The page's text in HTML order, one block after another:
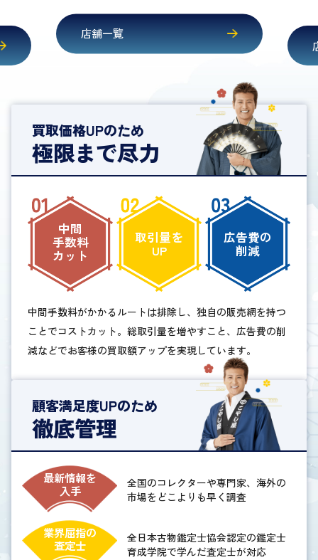
店舗一覧
買取価格UPのため
極限まで尽力
中間
手数料
カット
取引量を
UP
広告費の
削減
中間手数料がかかるルートは排除し、独自の販売網を持つ
ことでコストカット。総取引量を増やすこと、広告費の削
減などでお客様の買取額アップを実現しています。
顧客満足度UPのため
徹底管理
最新情報を
入手
全国のコレクターや専門家、海外の
市場をどこよりも早く調査
業界屈指の
査定士
全日本古物鑑定士協会認定の鑑定士
育成学院で学んだ査定士が対応